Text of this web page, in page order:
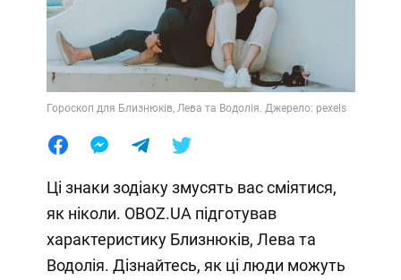
Гороскоп для Близнюків, Лева та Водолія. Джерело: pexels
Ці знаки зодіаку змусять вас сміятися,
як ніколи. OBOZ.UA підготував
характеристику Близнюків, Лева та
Водолія. Дізнайтесь, як ці люди можуть